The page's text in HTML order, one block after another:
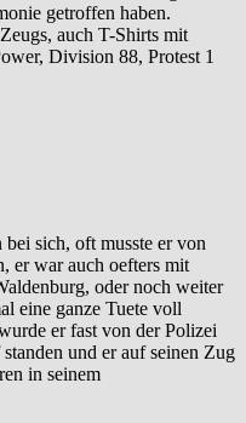
getroffen haben.
auch T-Shirts mit
Division 88, Protest 1
sich, oft musste er von
er war auch oefters mit
oder noch weiter
eine ganze Tuete voll
er fast von der Polizei
und er auf seinen Zug
in seinem